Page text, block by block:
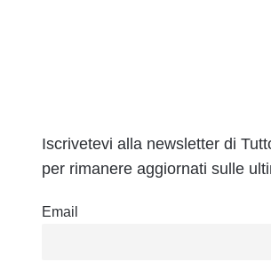
Iscrivetevi alla newsletter di
per rimanere aggiornati sulle
Email